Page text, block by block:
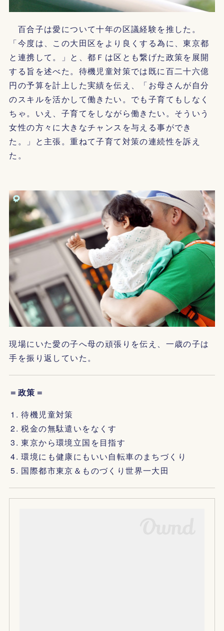
百合子は愛について十年の区議経験を推した。
「今度は、この大田区をより良くする為に、東京都
と連携して。」と、都Ｆは区とも繋げた政策を展開
する旨を述べた。待機児童対策では既に百二十六億
円の予算を計上した実績を伝え、「お母さんが自分
のスキルを活かして働きたい。でも子育てもしなく
ちゃ。いえ、子育てをしながら働きたい。そういう
女性の方々に大きなチャンスを与える事ができ
た。」と主張。重ねて子育て対策の連続性を訴え
た。
現場にいた愛の子へ母の頑張りを伝え、一歳の子は
手を振り返していた。
＝政策＝
待機児童対策
税金の無駄遣いをなくす
東京から環境立国を目指す
環境にも健康にもいい自転車のまちづくり
国際都市東京＆ものづくり世界一大田